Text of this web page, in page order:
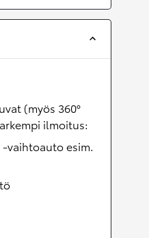
(myös 360°
ilmoitus:
vaihtoauto esim.